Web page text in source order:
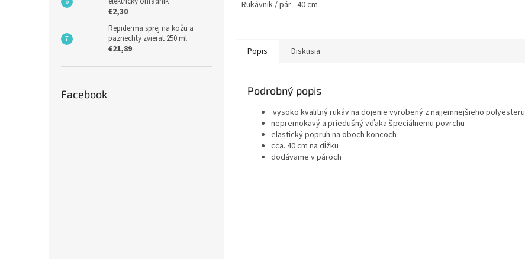
€2,30
Repiderma sprej na kožu a
paznechty zvierat 250 ml
€21,89
Facebook
Rukávnik / pár - 40 cm
Popis Diskusia
Podrobný popis
vysoko kvalitný rukáv na dojenie vyrobený z najjemnejšieho polyesteru
nepremokavý a priedušný vďaka špeciálnemu povrchu
elastický popruh na oboch koncoch
cca. 40 cm na dĺžku
dodávame v pároch